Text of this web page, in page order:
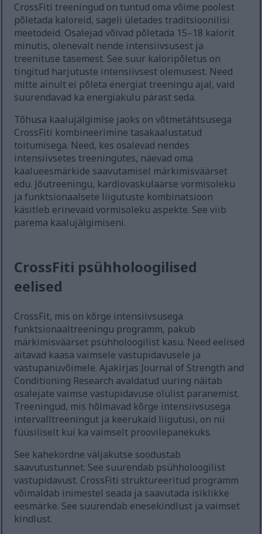
CrossFiti treeningud on tuntud oma võime poolest
põletada kaloreid, sageli ületades traditsioonilisi
meetodeid. Osalejad võivad põletada 15–18 kalorit
minutis, olenevalt nende intensiivsusest ja
treenituse tasemest. See suur kaloripõletus on
tingitud harjutuste intensiivsest olemusest. Need
mitte ainult ei põleta energiat treeningu ajal, vaid
suurendavad ka energiakulu pärast seda.
Tõhusa kaalujälgimise jaoks on võtmetähtsusega
CrossFiti kombineerimine tasakaalustatud
toitumisega. Need, kes osalevad nendes
intensiivsetes treeningutes, näevad oma
kaalueesmärkide saavutamisel märkimisväärset
edu. Jõutreeningu, kardiovaskulaarse vormisoleku
ja funktsionaalsete liigutuste kombinatsioon
käsitleb erinevaid vormisoleku aspekte. See viib
parema kaalujälgimiseni.
CrossFiti psühholoogilised
eelised
CrossFit, mis on kõrge intensiivsusega
funktsionaaltreeningu programm, pakub
märkimisväärset psühholoogilist kasu. Need eelised
aitavad kaasa vaimsele vastupidavusele ja
vastupanuvõimele. Ajakirjas Journal of Strength and
Conditioning Research avaldatud uuring näitab
osalejate vaimse vastupidavuse olulist paranemist.
Treeningud, mis hõlmavad kõrge intensiivsusega
intervalltreeningut ja keerukaid liigutusi, on nii
füüsiliselt kui ka vaimselt proovilepanekuks.
See kahekordne väljakutse soodustab
saavutustunnet. See suurendab psühholoogilist
vastupidavust. CrossFiti struktureeritud programm
võimaldab inimestel seada ja saavutada isiklikke
eesmärke. See suurendab enesekindlust ja vaimset
kindlust.